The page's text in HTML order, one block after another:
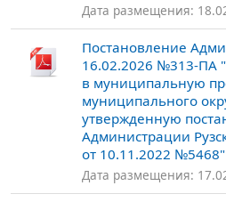
Дата размещения:
Постановление
16.02.2026 №313-ПА
в муниципальную
муниципального
утвержденную
Администрации
от 10.11.2022 №5468"
Дата размещения: